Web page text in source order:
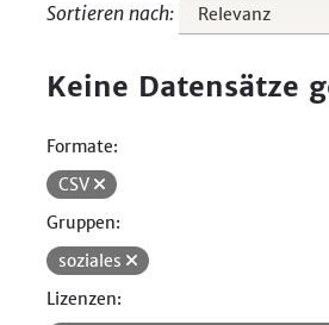
Sortieren nach
Keine Datensätze
Formate:
CSV
Gruppen:
soziales
Lizenzen: